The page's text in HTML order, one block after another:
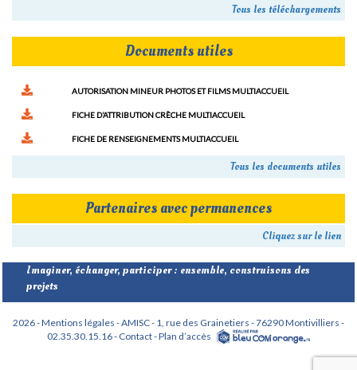
Tous les téléchargements
Documents utiles
AUTORISATION MINEUR PHOTOS ET FILMS MULTIACCUEIL
FICHE D’ATTRIBUTION CRÈCHE MULTIACCUEIL
FICHE DE RENSEIGNEMENTS MULTIACCUEIL
Tous les documents utiles
Partenaires avec permanences
Cliquez sur le lien
Imaginer, échanger, participer : ensemble, construisons des
projets
2026 - Mentions légales -AMISC - 1, rue des Grainetiers - 76290 Montivilliers -
02.35.30.15.16 - Contact -Plan d’accès